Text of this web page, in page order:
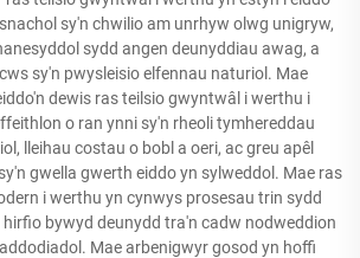
sy'n chwilio am unrhyw olwg unigryw,
sydd angen deunyddiau awag, a
sy'n pwysleisio elfennau naturiol. Mae
dewis ras teilsio gwyntwâl i werthu i
o ran ynni sy'n rheoli tymhereddau
lleihau costau o bobl a oeri, ac greu apêl
gwella gwerth eiddo yn sylweddol. Mae ras
i werthu yn cynwys prosesau trin sydd
bywyd deunydd tra'n cadw nodweddion
Mae arbenigwyr gosod yn hoffi